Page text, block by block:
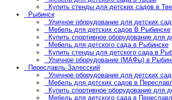
Купить стенды для детских садов в
Рыбинск
Уличное оборудование для детских
Мебель для детских садов В Рыбинске
Купить спортивное оборудование для
Мебель для детского сада в Рыбинске
Купить стенды для детского сада в
Уличное оборудование (МАФы) в
Переславль Залесский
Уличное оборудование для детских
Мебель для детских садов в
Купить спортивное оборудование для
Мебель для детского сада в